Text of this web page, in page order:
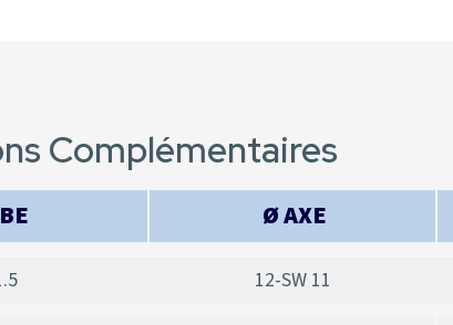
Complémentaires
Ø AXE
12-SW 11